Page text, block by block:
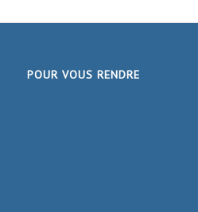
POUR VOUS RENDRE